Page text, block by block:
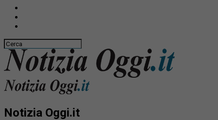
Notizia Oggi.it